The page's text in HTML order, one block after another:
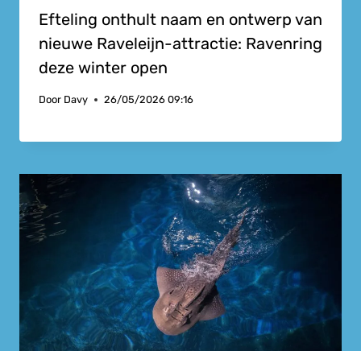
Efteling onthult naam en ontwerp van
nieuwe Raveleijn-attractie: Ravenring
deze winter open
Door Davy 26/05/2026 09:16